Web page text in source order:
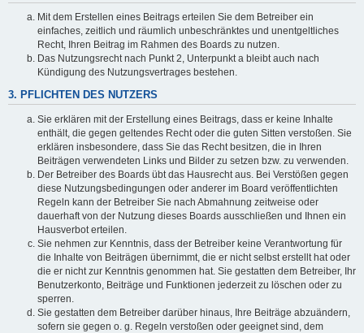
Mit dem Erstellen eines Beitrags erteilen Sie dem Betreiber ein
einfaches, zeitlich und räumlich unbeschränktes und unentgeltliches
Recht, Ihren Beitrag im Rahmen des Boards zu nutzen.
Das Nutzungsrecht nach Punkt 2, Unterpunkt a bleibt auch nach
Kündigung des Nutzungsvertrages bestehen.
3. PFLICHTEN DES NUTZERS
Sie erklären mit der Erstellung eines Beitrags, dass er keine Inhalte
enthält, die gegen geltendes Recht oder die guten Sitten verstoßen. Sie
erklären insbesondere, dass Sie das Recht besitzen, die in Ihren
Beiträgen verwendeten Links und Bilder zu setzen bzw. zu verwenden.
Der Betreiber des Boards übt das Hausrecht aus. Bei Verstößen gegen
diese Nutzungsbedingungen oder anderer im Board veröffentlichten
Regeln kann der Betreiber Sie nach Abmahnung zeitweise oder
dauerhaft von der Nutzung dieses Boards ausschließen und Ihnen ein
Hausverbot erteilen.
Sie nehmen zur Kenntnis, dass der Betreiber keine Verantwortung für
die Inhalte von Beiträgen übernimmt, die er nicht selbst erstellt hat oder
die er nicht zur Kenntnis genommen hat. Sie gestatten dem Betreiber, Ihr
Benutzerkonto, Beiträge und Funktionen jederzeit zu löschen oder zu
sperren.
Sie gestatten dem Betreiber darüber hinaus, Ihre Beiträge abzuändern,
sofern sie gegen o. g. Regeln verstoßen oder geeignet sind, dem